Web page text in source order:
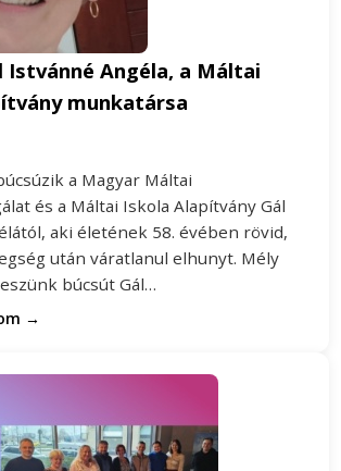
Istvánné Angéla, a Máltai
munkatársa
a Magyar Máltai
és a Máltai Iskola Alapítvány Gál
aki életének 58. évében rövid,
után váratlanul elhunyt. Mély
búcsút Gál…
→